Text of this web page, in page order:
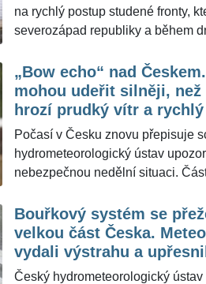
na rychlý postup studené fronty,
severozápad republiky a během
kolem 70 kilometrů za hodinu,
kroupy. Meteorologové z portálu
ŽivotvČesku.cz doplnili, že v
mohou být nárazy větru ještě
nutné sledovat prakticky v reálném
„Bow echo“ nad
mohou udeřit silněji, než
hrozí prudký vítr a
systému
Počasí v Česku znovu přepisuje
hydrometeorologický ústav
nebezpečnou nedělní situaci.
rizikem budou prudké nárazy
portálu Meteocentrum.cz pro
uvedli, že víkendová předpověď
mohou dál přinášet komplikace,
Bouřkový systém se
velkou část Česka.
vydali výstrahu a
nejhůř
Český hydrometeorologický